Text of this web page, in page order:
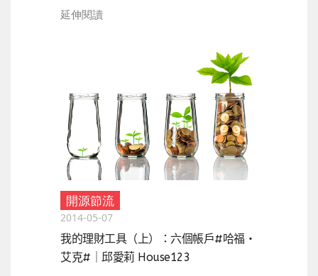
延伸閱讀
開源節流
2014-05-07
我的理財工具（上）：六個帳戶#哈福‧
艾克#｜邱愛莉 House123